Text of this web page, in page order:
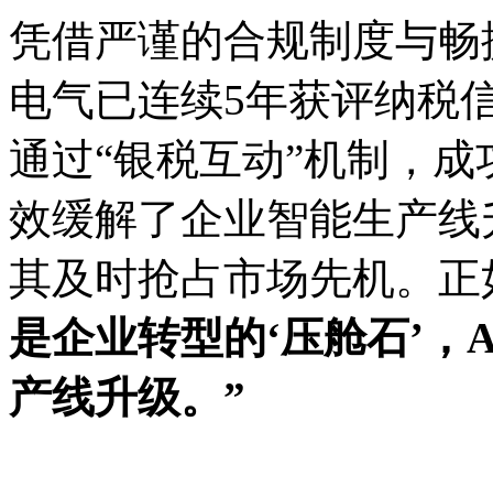
凭借严谨的合规制度与
电气已连续5年获评纳税
通过“银税互动”机制，成
效缓解了企业智能生产
其及时抢占市场先机。
是企业转型的‘压舱石’
产线升级。”